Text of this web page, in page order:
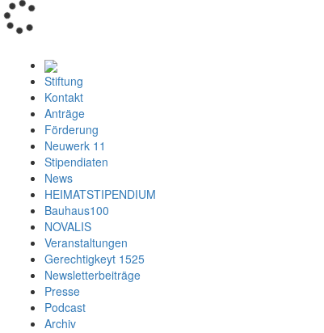
Stiftung
Kontakt
Anträge
Förderung
Neuwerk 11
Stipendiaten
News
HEIMATSTIPENDIUM
Bauhaus100
NOVALIS
Veranstaltungen
Gerechtigkeyt 1525
Newsletterbeiträge
Presse
Podcast
Archiv